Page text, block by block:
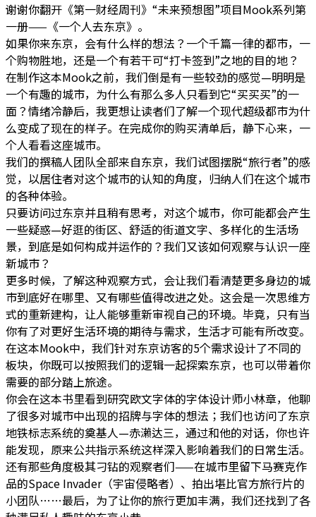
谢谢你翻开《第一财经周刊》“未来预想图”项目Mook系列第
一册——《一个人去东京》。
如果你来东京，会有什么样的想法？一个千篇一律的都市，一
个购物胜地，还是一个有若干可“打卡签到”之地的目的地？
在制作这本Mook之前，我们倒是有一些较劲的感觉—明明是
一个有趣的城市，为什么有那么多人只看到它“买买买”的一
面？情绪冷静后，我更想让读者们了解一个现代超级都市为什
么变成了现在的样子。在完成你的购买清单后，静下心来，一
个人看看这座城市。
我们的撰稿人团队全部来自东京，我们试图摆脱“旅行者”的感
觉，以居住者对这个城市的认知的角度，归纳人们在这个城市
的各种体验。
只要访问过东京并且稍有思考，对这个城市，你可能都会产生
一些疑惑—好逛的街区、舒适的街道文字、多样化的生活场
景，到底是如何构成并运作的？我们又该如何观察与认识一座
新城市？
更多时候，了解这种观察方式，会让我们看清楚更多身边的城
市到底好在哪里、又有哪些值得改进之处。这会是一次思维方
式的重新建构，让人能够重新审视自己的环境。毕竟，只有当
你有了对更好生活环境的期待与需求，生活才可能有所改变。
在这本Mook中，我们针对东京访客的5个需求设计了不同的
板块，你既可以按照我们的逻辑一起探索东京，也可以带着你
需要的部分踏上旅途。
你会在这本书里看到研究欧文字体的字体设计师小林章，他聊
了很多对城市中出现的招牌与字体的想法；我们也访问了东京
地铁标志系统的奠基人—赤濑达三，通过和他的对话，你也许
能发现，原来公共指示系统这样深入影响着我们的日常生活。
还有那些角度极其刁钻的观察者们——在城市里留下马赛克作
品的Space Invader（宇宙侵略者）、拍出堪比官方旅行片的
小团队……最后，为了让你的旅行更加丰满，我们还找到了各